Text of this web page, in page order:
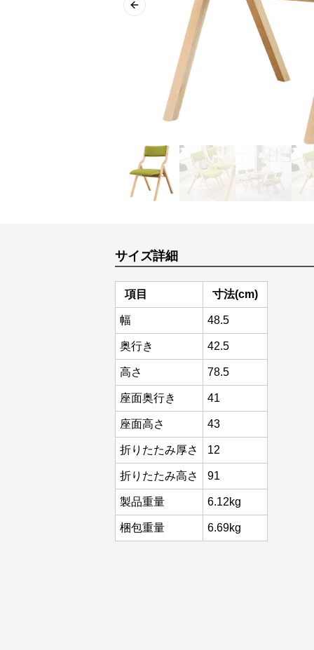
Previous slide
サイズ詳細
項目 寸法(cm)
幅 48.5
奥行き 42.5
高さ 78.5
座面奥行き 41
座面高さ 43
折りたたみ厚さ 12
折りたたみ高さ 91
製品重量 6.12kg
梱包重量 6.69kg